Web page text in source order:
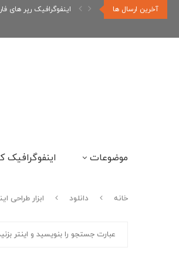
آخرین ارسال ها اینفوگرافیک رپر های
موضوعات اینفوگرافیک
خانه دانلود ابزار طراحی